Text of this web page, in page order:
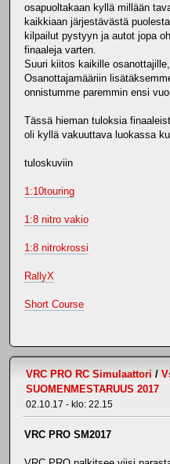
osapuoltakaan kyllä millään
kaikkiaan järjestävästä
kilpailut pystyyn ja autot jopa
finaaleja varten.
Suuri kiitos kaikille
Osanottajamääriin
onnistumme paremmin ensi
Tässä hieman tuloksia
oli kyllä vakuuttava luokassa
tuloskuviin
1:10touring
1:8 nitro vakio
1:8 nitrokrossi
RallyX
Short Course
VRC PRO RC Simulaattori /
SUOMENMESTARUUS 2017
02.10.17 - klo: 22.15
VRC PRO SM2017